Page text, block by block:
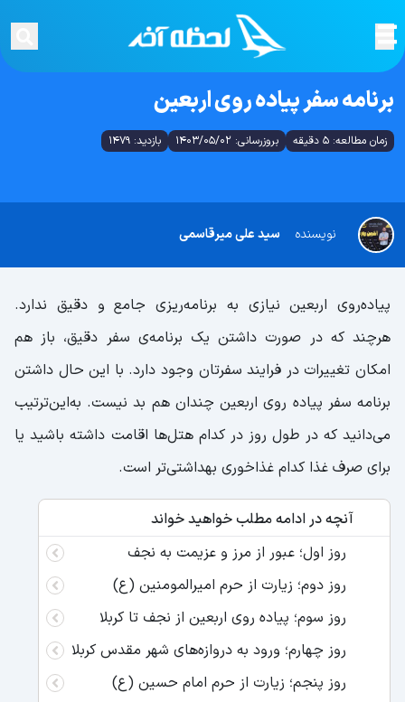
برنامه سفر پیاده روی اربعین
زمان مطالعه: 5 دقیقه بروزرسانی: 1403/05/02 بازدید: 1479
سید علی میرقاسمی نویسنده
پیاده‌روی اربعین نیازی به برنامه‌ریزی جامع و دقیق ندارد.
هرچند که در صورت داشتن یک برنامه‌ی سفر دقیق، باز هم
امکان تغییرات در فرایند سفرتان وجود دارد. با این حال داشتن
برنامه سفر پیاده روی اربعین چندان هم بد نیست. به‌این‌ترتیب
می‌دانید که در طول روز در کدام هتل‌ها اقامت داشته باشید یا
برای صرف غذا کدام غذاخوری بهداشتی‌تر است.
آنچه در ادامه مطلب خواهید خواند
روز اول؛ عبور از مرز و عزیمت به نجف
روز دوم؛ زیارت از حرم امیرالمومنین (ع)
روز سوم؛ پیاده روی اربعین از نجف تا کربلا
روز چهارم؛ ورود به دروازه‌های شهر مقدس کربلا
روز پنجم؛ زیارت از حرم امام حسین (ع)